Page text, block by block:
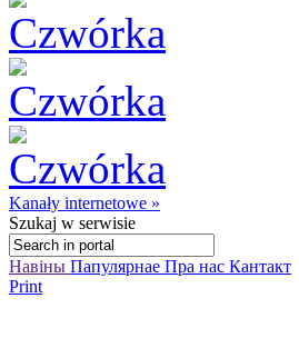
Kanały internetowe »
Szukaj w serwisie
Навіны Папулярнае Пра нас Кантакт
Print